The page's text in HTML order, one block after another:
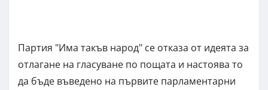
Партия "Има такъв народ" се отказа от идеята за
отлагане на гласуване по пощата и настоява то
да бъде въведено на първите парламентарни